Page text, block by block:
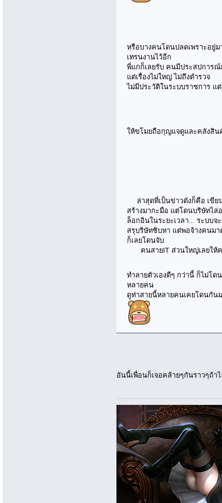
หรือบางคนโดนปลดเพราะอยู่
เทรนงานไว้อีก
พี่แกก็เลยรับ คนมีประสปการณ์
แต่เรื่องไม่ใหญ่ ไม่ถึงตำรวจ
ไม่มีประวัติในระบบราชการ แ
ให้ขโมยถือกุญแจดูและคลังสิ
ล่าสุดที่เป็นข่าวดังก็คือ เขีย
สร้างมากะมือ แต่โดนบริษัทไล่
ล็อกอินในระยะเวลา... ระบบจ
สรุบริษัทชิบหา แต่พอจ้างคนมา
ก็เลยโดนจับ
คนสายIT ส่วนใหญ่เลยให้คว
ทำลายตัวเองดีๆ กว่านี้ ก็ไม่โด
หลายคน
ดูท่าสายนี้หลายคนเคยโดนกัน
อันนี้เพื่อนก็เจอคล้ายๆกันราวๆถ้